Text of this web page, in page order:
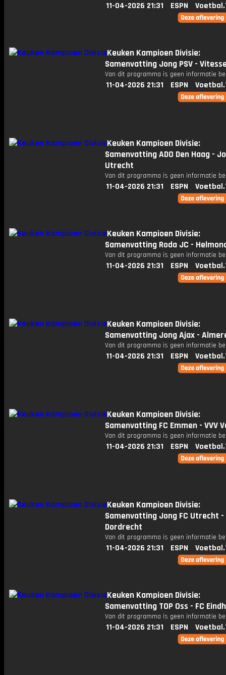
11-04-2026 21:31 ESPN
Keuken Kampioen Divisie:
Samenvatting Jong PSV -
Van dit programma is geen informatie
11-04-2026 21:31 ESPN
Keuken Kampioen Divisie:
Samenvatting ADO Den Haag -
Utrecht
Van dit programma is geen informatie
11-04-2026 21:31 ESPN
Keuken Kampioen Divisie:
Samenvatting Roda JC -
Van dit programma is geen informatie
11-04-2026 21:31 ESPN
Keuken Kampioen Divisie:
Samenvatting Jong Ajax -
Van dit programma is geen informatie
11-04-2026 21:31 ESPN
Keuken Kampioen Divisie:
Samenvatting FC Emmen - VVV
Van dit programma is geen informatie
11-04-2026 21:31 ESPN
Keuken Kampioen Divisie:
Samenvatting Jong FC Utrecht -
Dordrecht
Van dit programma is geen informatie
11-04-2026 21:31 ESPN
Keuken Kampioen Divisie:
Samenvatting TOP Oss - FC
Van dit programma is geen informatie
11-04-2026 21:31 ESPN